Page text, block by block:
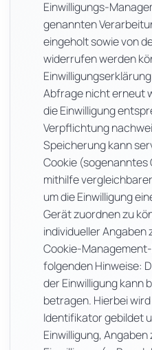
Einwilligungs-
genannten
eingeholt sowie von
widerrufen werden
Abfrage nicht erneut
die Einwilligung
Verpflichtung
Speicherung kann
Cookie (sogenanntes
mithilfe
um die Einwilligung
Gerät zuordnen zu
individueller Angaben
Cookie-
folgenden Hinweise:
der Einwilligung kann
betragen. Hierbei
Identifikator gebildet
Einwilligung,